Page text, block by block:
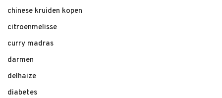
chinese kruiden kopen
citroenmelisse
curry madras
darmen
delhaize
diabetes